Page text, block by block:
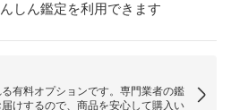
しん鑑定を利用できます
有料オプションです。専門業者の鑑
けするので、商品を安心して購入い